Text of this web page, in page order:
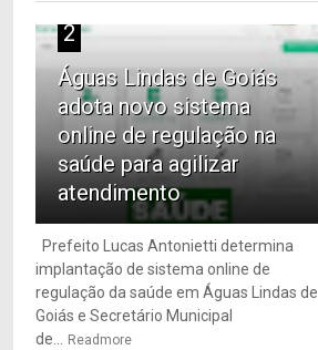
2
Águas Lindas de Goiás
adota novo sistema
online de regulação na
saúde para agilizar
atendimento
Prefeito Lucas Antonietti determina
implantação de sistema online de
regulação da saúde em Águas Lindas de
Goiás e Secretário Municipal
de...
Readmore